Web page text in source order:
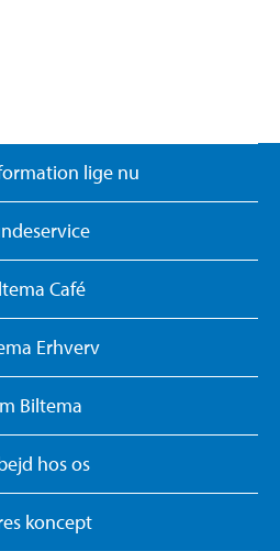
lige nu
Café
Erhverv
Biltema
hos os
koncept